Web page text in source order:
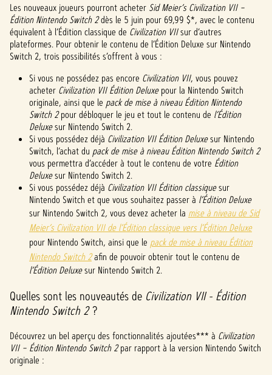
En
cliqua
nt
sur
,
vous
accep
tez la
politi
que
de
confi
denti
alité
de
YouTu
beet
le
trans
de
donn
vers
les
serve
Les nouveaux joueurs pourront acheter Sid Meier’s Civilization VII –
Édition Nintendo Switch 2dès le 5 juin pour 69,99 $*, avec le contenu
équivalent à l’Édition classique de Civilization VIIsur d’autres
plateformes. Pour obtenir le contenu de l’Édition Deluxe sur Nintendo
Switch 2, trois possibilités s’offrent à vous :
Si vous ne possédez pas encore Civilization VII, vous pouvez
acheter Civilization VII Édition Deluxepour la Nintendo Switch
originale, ainsi que le pack de mise à niveau Édition Nintendo
Switch 2pour débloquer le jeu et tout le contenu de l’Édition
Deluxesur Nintendo Switch 2.
Si vous possédez déjà Civilization VII Édition Deluxesur Nintendo
Switch, l’achat du pack de mise à niveau Édition Nintendo Switch 2
vous permettra d’accéder à tout le contenu de votre Édition
Deluxesur Nintendo Switch 2.
Si vous possédez déjà Civilization VII Édition classiquesur
Nintendo Switch et que vous souhaitez passer à l’Édition Deluxe
sur Nintendo Switch 2, vous devez acheter la mise à niveau de Sid
Meier’s Civilization VII de l’Édition classique vers l’Édition Deluxe
pour Nintendo Switch, ainsi que le pack de mise à niveau Édition
Nintendo Switch 2afin de pouvoir obtenir tout le contenu de
l’Édition Deluxesur Nintendo Switch 2.
Quelles sont les nouveautés de Civilization VII - Édition
Nintendo Switch 2?
Découvrez un bel aperçu des fonctionnalités ajoutées*** à Civilization
VII – Édition Nintendo Switch 2par rapport à la version Nintendo Switch
originale :